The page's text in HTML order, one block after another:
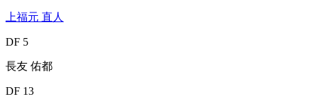
上福元 直人
DF 5
長友 佑都
DF 13